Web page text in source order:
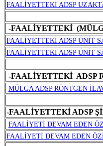
FAALİYETTEKİ ADSP
-FAALİYETTEKİ
FAALİYETTEKİ ADSP ÜNİT
FAALİYETTEKİ ADSP ÜNİT
-FAALİYETTEKİ ADSP
MÜLGA ADSP RÖNTGEN
-FAALİYETTEKİ ADSP
FAALİYETİ DEVAM EDEN
FAALİYETİ DEVAM EDEN